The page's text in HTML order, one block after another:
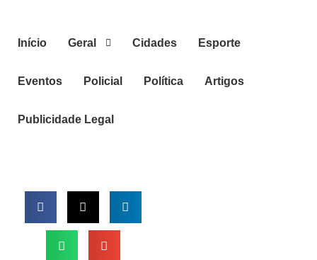
Início Geral Cidades Esporte
Eventos Policial Política Artigos
Publicidade Legal